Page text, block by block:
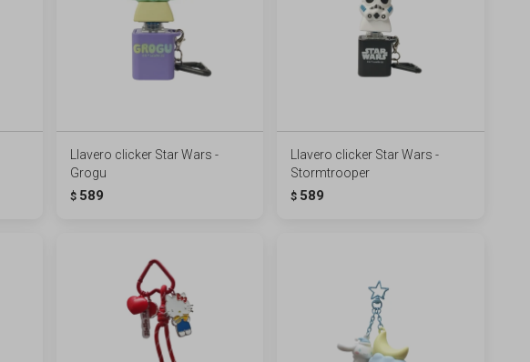
Llavero clicker Star Wars -
Grogu
$ 589
Llavero clicker Star Wars -
Stormtrooper
$ 589